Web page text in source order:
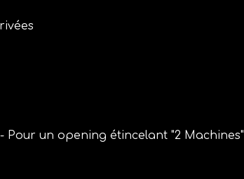
- Pour un opening étincelant "2 Machines"